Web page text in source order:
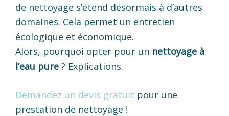
de nettoyage s’étend désormais à d’autres
domaines. Cela permet un entretien
écologique et économique.
Alors, pourquoi opter pour un nettoyage à
l’eau pure ? Explications.
Demandez un devis gratuit pour une
prestation de nettoyage !